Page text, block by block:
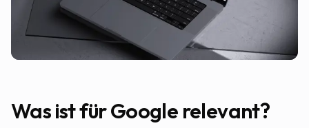
Was ist für Google relevant?